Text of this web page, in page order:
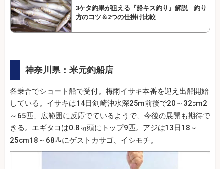
3ケタ釣果が狙える『船キス釣り』解説 釣り
方のコツ＆2つの仕掛け比較
神奈川県：米元釣船店
各乗合でショート船で受付。梅雨イサキ本番を迎え出船開始
している。イサキは14日剣崎沖水深25m前後で20～32cm2
～65匹、広範囲に反応でているようで、今後の展開も期待で
きる。エギタコは0.8㎏頭にトップ9匹。アジは13日18～
25cm18～68匹にゲストカサゴ、イシモチ。